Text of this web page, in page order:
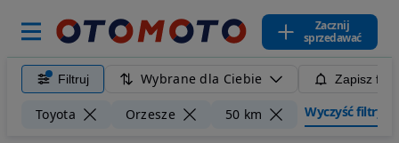
Zacznij
sprzedawać
Filtruj Wybrane dla Ciebie Zapisz
Toyota Orzesze 50 km Wyczyść filtry